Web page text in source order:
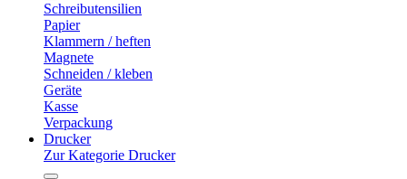
Schreibutensilien
Papier
Klammern / heften
Magnete
Schneiden / kleben
Geräte
Kasse
Verpackung
Drucker
Zur Kategorie Drucker